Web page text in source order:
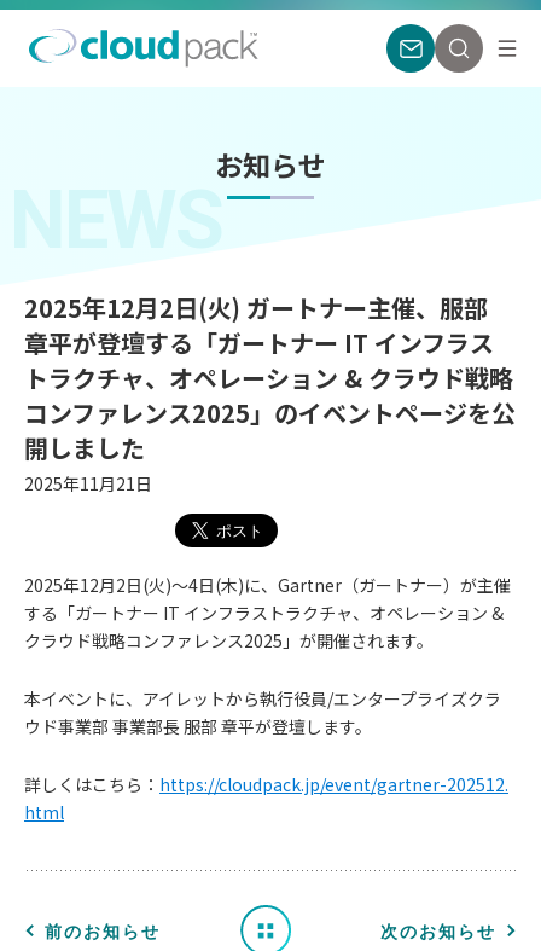
お知らせ
NEWS
2025年12月2日(火) ガートナー主催、服部
章平が登壇する「ガートナー IT インフラス
トラクチャ、オペレーション & クラウド戦略
コンファレンス2025」のイベントページを公
開しました
2025年11月21日
2025年12月2日(火)〜4日(木)に、Gartner（ガートナー）が主催
する「ガートナー IT インフラストラクチャ、オペレーション &
クラウド戦略コンファレンス2025」が開催されます。
本イベントに、アイレットから執行役員/エンタープライズクラ
ウド事業部 事業部長 服部 章平が登壇します。
詳しくはこちら： https://cloudpack.jp/event/gartner-202512.
html
前のお知らせ
お
せ
一 次のお知らせ